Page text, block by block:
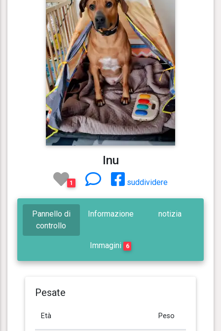
Inu
1 suddividere
Pannello di
controllo
Informazione notizia
Immagini 6
Pesate
Età Peso